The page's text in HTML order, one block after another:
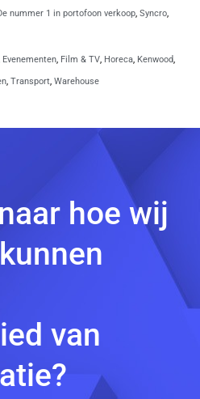
nummer 1 in portofoon verkoop, Syncro,
Evenementen, Film & TV, Horeca, Kenwood,
, Transport, Warehouse
hoe wij
van